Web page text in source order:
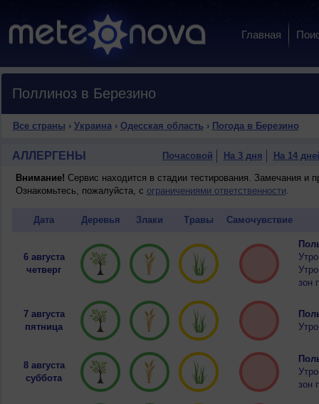
Главная
Поллиноз в Березино
Все страны › Украина› Одесская область › Погода в Березино
АЛЛЕРГЕНЫ Почасовой На 3 дня На 14
Внимание! Сервис находится в стадии тестирования. Замечания и
Ознакомьтесь, пожалуйста, с ограничениями ответственности.
Дата Деревья Злаки Травы Самочувствие
6 августа
четверг
зон
7 августа
пятница
8 августа
суббота
зон